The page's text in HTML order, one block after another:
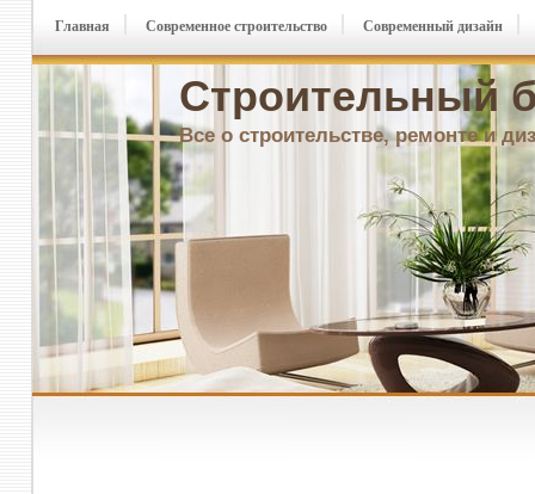
Строительный
Все о строительстве, ремонте и
Главная Современное строительство Современный дизайн